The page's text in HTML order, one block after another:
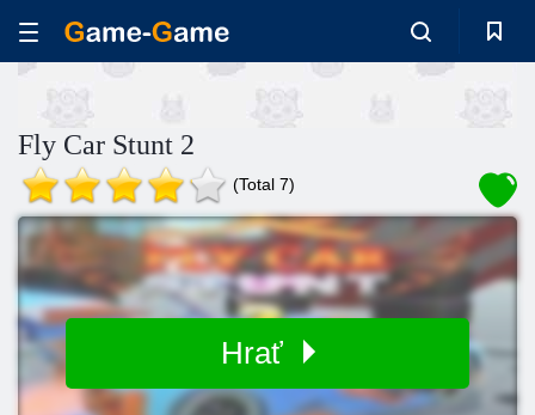
Fly Car Stunt 2
(Total 7)
Hrať